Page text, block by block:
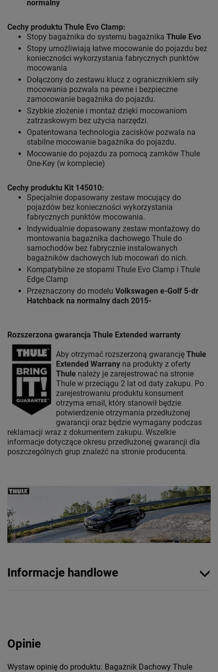
normalny
Cechy produktu Thule Evo Clamp:
Stopy bagażnika do systemu bagażnika Thule Evo
Stopy umożliwiają łatwe mocowanie do pojazdu bez
konieczności wykorzystania fabrycznych punktów
mocowania
Dołączony do zestawu klucz z ogranicznikiem siły
mocowania pozwala na pewne i bezpieczne
zamocowanie bagażnika do pojazdu.
Szybkie złożenie i montaż dzięki mocowaniom
zatrzaskowym bez użycia narzędzi.
Opatentowana technologia zacisków pozwala na
stabilne mocowanie bagażnika do pojazdu.
Mocowanie do pojazdu za pomocą zamków Thule
One-Key (w komplecie)
Cechy produktu Kit 145010:
Specjalnie dopasowany zestaw mocujący do
pojazdów bez konieczności wykorzystania
fabrycznych punktów mocowania.
Indywidualnie dopasowany zestaw montażowy do
montowania bagażnika dachowego Thule do
samochodów bez fabrycznie instalowanych
bagażników dachowych lub mocowań do nich.
Kompatybilne ze stopami Thule Evo Clamp i Thule
Edge Clamp
Przeznaczony do modelu Volkswagen e-Golf 5-dr
Hatchback na normalny dach 2015-
Rozszerzona gwarancja Thule Extended warranty
Aby otrzymać rozszerzoną gwarancję Thule
Extended Warrany na produkty z oferty
Thule należy je zarejestrować na stronie
Thule w przeciągu 2 lat od daty zakupu. Po
zarejestrowaniu produktu konsument
otrzyma email, który stanowił będzie
potwierdzenie otrzymania przedłużonej
gwarancji oraz będzie wymagany podczas
reklamacji wraz z dokumentem zakupu. Wszelkie
informacje dotyczące okresu przedłużonej gwarancji dla
poszczególnych grup znaleźć na stronie producenta.
Informacje handlowe
Opinie
Wystaw opinię do produktu: Bagażnik Dachowy Thule